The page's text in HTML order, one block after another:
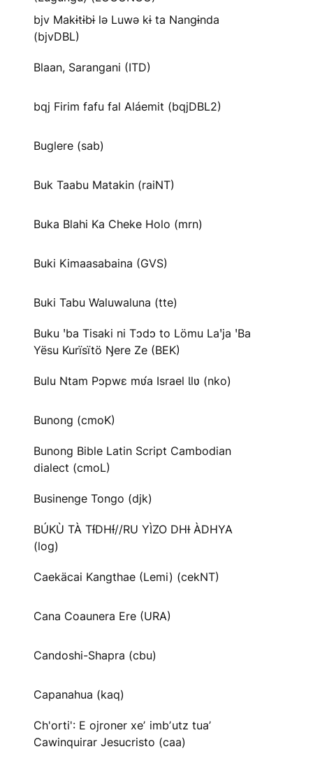
bjv Makɨtɨbɨ lə Luwə kɨ ta Nangɨnda
(bjvDBL)
Blaan, Sarangani (ITD)
bqj Firim fafu fal Aláemit (bqjDBL2)
Buglere (sab)
Buk Taabu Matakin (raiNT)
Buka Blahi Ka Cheke Holo (mrn)
Buki Kimaasabaina (GVS)
Buki Tabu Waluwaluna (tte)
Buku ꞌba Tisaki ni Tɔdɔ to Lömu Laꞌja ꞌBa
Yësu Kurïsïtö Ŋere Ze (BEK)
Bulu Ntam Pɔpwɛ mʋ́a Israel Ɩlʋ (nko)
Bunong (cmoK)
Bunong Bible Latin Script Cambodian
dialect (cmoL)
Businenge Tongo (djk)
BÚKÙ TÀ TƗ́DHƗ́//RU YÌZO DHƗ ÀDHYA
(log)
Caekäcai Kangthae (Lemi) (cekNT)
Cana Coaunera Ere (URA)
Candoshi-Shapra (cbu)
Capanahua (kaq)
Ch'orti': E ojroner xeʼ imbʼutz tuaʼ
Cawinquirar Jesucristo (caa)